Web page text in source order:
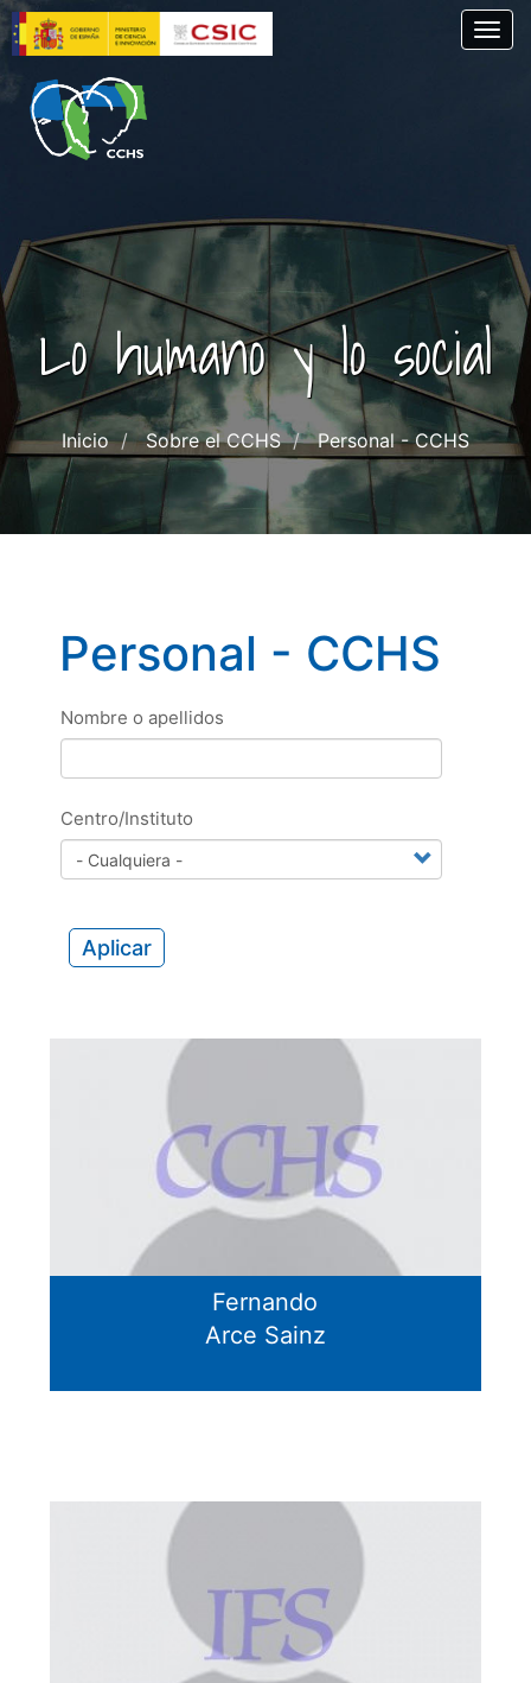
Pasar
al
contenido
principal
Lo humano y lo social
Inicio Sobre el CCHS Personal - CCHS
Personal - CCHS
Nombre o apellidos
Centro/Instituto
Aplicar
Fernando
Arce Sainz